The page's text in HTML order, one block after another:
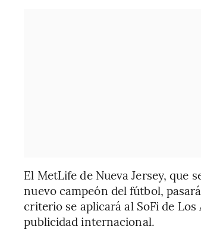
El MetLife de Nueva Jersey, que
nuevo campeón del fútbol,
criterio se aplicará al SoFi de
publicidad internacional.